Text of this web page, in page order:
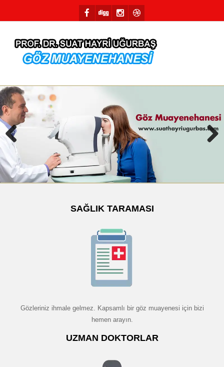
Previous
SAĞLIK TARAMASI
Gözleriniz ihmale gelmez. Kapsamlı bir göz muayenesi için bizi
hemen arayın.
UZMAN DOKTORLAR